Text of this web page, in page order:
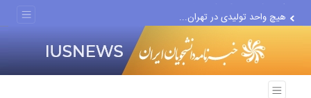
هیچ واحد تولیدی در تهران...